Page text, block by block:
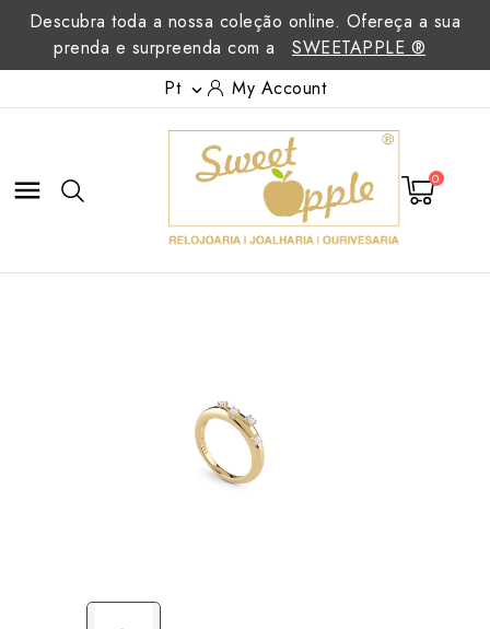
Descubra toda a nossa coleção online. Ofereça a sua
prenda e surpreenda com a
SWEETAPPLE ®
Pt  My Account
 0